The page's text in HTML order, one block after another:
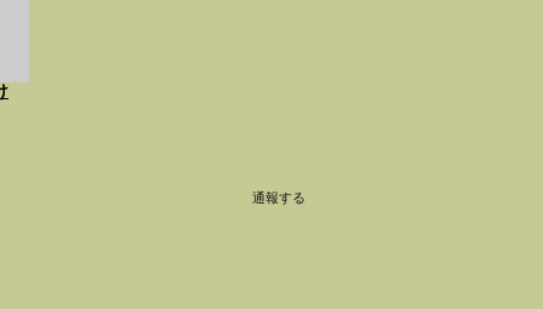
通報する